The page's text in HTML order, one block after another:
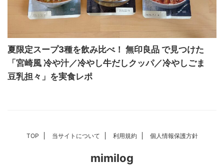
夏限定スープ3種を飲み比べ！ 無印良品 で見つけた
「宮崎風 冷や汁／冷やし牛だしクッパ／冷やしごま
豆乳担々」を実食レポ
TOP 当サイトについて 利用規約 個人情報保護方針
mimilog